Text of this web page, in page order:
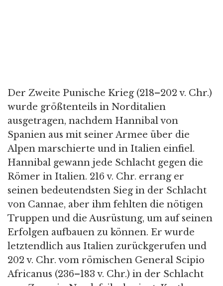
Der Zweite Punische Krieg (218–202 v. Chr.)
wurde größtenteils in Norditalien
ausgetragen, nachdem Hannibal von
Spanien aus mit seiner Armee über die
Alpen marschierte und in Italien einfiel.
Hannibal gewann jede Schlacht gegen die
Römer in Italien. 216 v. Chr. errang er
seinen bedeutendsten Sieg in der Schlacht
von Cannae, aber ihm fehlten die nötigen
Truppen und die Ausrüstung, um auf seinen
Erfolgen aufbauen zu können. Er wurde
letztendlich aus Italien zurückgerufen und
202 v. Chr. vom römischen General Scipio
Africanus (236–183 v. Chr.) in der Schlacht